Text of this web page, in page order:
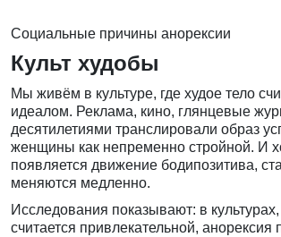
Социальные причины анорексии
Культ худобы
Мы живём в культуре, где худое тело
идеалом. Реклама, кино, глянцевые
десятилетиями транслировали образ
женщины как непременно стройной. И
появляется движение бодипозитива,
меняются медленно.
Исследования показывают: в культурах,
считается привлекательной, анорексия